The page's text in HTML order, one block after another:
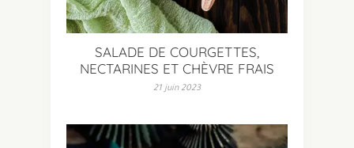
SALADE DE COURGETTES,
NECTARINES ET CHÈVRE FRAIS
21 juin 2023